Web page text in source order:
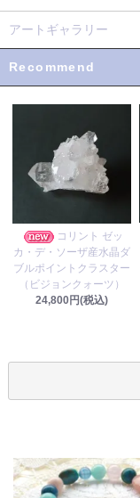
アートギャラリー
Recommend
コリント ゼッ
カ・デ・ソーザ産水晶ダ
ブルポイントクラスター
（ビジョンクォーツ）
24,800円(税込)